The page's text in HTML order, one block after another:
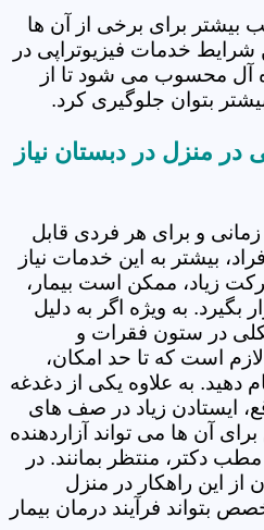
بیشتر برای برخی از آن ها
خدمات فیزیوتراپی در
آل محسوب می شود تا از
بتوان جلوگیری کرد.
در منزل در دبستان نیاز
زمانی و برای هر فردی قابل
بیشتر به این خدمات نیاز
زیاد، ممکن است بیمار،
به ویژه اگر به دلیل
در ستون فقرات و
است که تا حد امکان،
دهید. به علاوه یکی از دغدغه
ایستادن زیاد در صف های
آن ها می تواند آزاردهنده
دکتر، منتظر بمانند. در
از این راهکار در منزل
بتواند فرآیند درمان بیمار